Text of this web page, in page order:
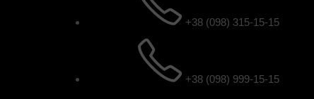
+38 (098) 315-15-15
+38 (098) 999-15-15